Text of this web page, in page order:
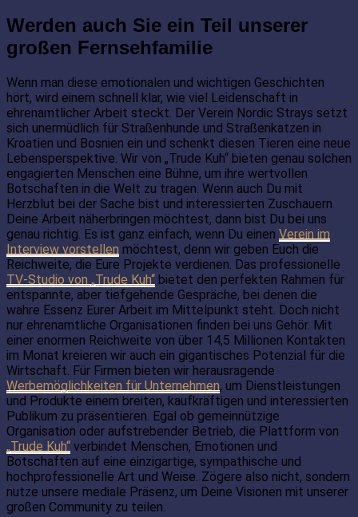
Werden auch Sie ein Teil unserer
großen Fernsehfamilie
Wenn man diese emotionalen und wichtigen Geschichten
hört, wird einem schnell klar, wie viel Leidenschaft in
ehrenamtlicher Arbeit steckt. Der Verein Nordic Strays setzt
sich unermüdlich für Straßenhunde und Straßenkatzen in
Kroatien und Bosnien ein und schenkt diesen Tieren eine neue
Lebensperspektive. Wir von „Trude Kuh“ bieten genau solchen
engagierten Menschen eine Bühne, um ihre wertvollen
Botschaften in die Welt zu tragen. Wenn auch Du mit
Herzblut bei der Sache bist und interessierten Zuschauern
Deine Arbeit näherbringen möchtest, dann bist Du bei uns
genau richtig. Es ist ganz einfach, wenn Du einen Verein im
Interview vorstellen möchtest, denn wir geben Euch die
Reichweite, die Eure Projekte verdienen. Das professionelle
TV-Studio von „Trude Kuh“ bietet den perfekten Rahmen für
entspannte, aber tiefgehende Gespräche, bei denen die
wahre Essenz Eurer Arbeit im Mittelpunkt steht. Doch nicht
nur ehrenamtliche Organisationen finden bei uns Gehör. Mit
einer enormen Reichweite von über 14,5 Millionen Kontakten
im Monat kreieren wir auch ein gigantisches Potenzial für die
Wirtschaft. Für Firmen bieten wir herausragende
Werbemöglichkeiten für Unternehmen, um Dienstleistungen
und Produkte einem breiten, kaufkräftigen und interessierten
Publikum zu präsentieren. Egal ob gemeinnützige
Organisation oder aufstrebender Betrieb, die Plattform von
„Trude Kuh“ verbindet Menschen, Emotionen und
Botschaften auf eine einzigartige, sympathische und
hochprofessionelle Art und Weise. Zögere also nicht, sondern
nutze unsere mediale Präsenz, um Deine Visionen mit unserer
großen Community zu teilen.